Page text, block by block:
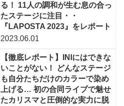
る！ 11人の調和が生む息の合っ
たステージに注目・・
『LAPOSTA 2023』をレポート
2023.06.01
【徹底レポート】INIにはできな
いことがない！ どんなステージ
も自分たちだけのカラーで染め
上げる… 初の合同ライブで魅せ
たカリスマと圧倒的な実力に脱